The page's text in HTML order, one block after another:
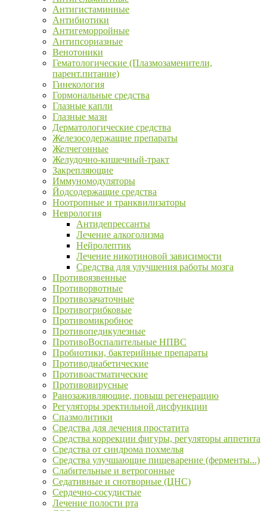
Антигистаминные
Антибиотики
Антигеморройные
Антипсориазные
Венотоники
Гематологические (Плазмозаменители,
парент.питание)
Гинекология
Гормональные средства
Глазные капли
Глазные мази
Дерматологические средства
Железосодержащие препараты
Желчегонные
Желудочно-кишечный-тракт
Закрепляющие
Иммуномодуляторы
Йодсодержащие средства
Ноотропные и транквилизаторы
Неврология
Антидепрессанты
Лечение алкоголизма
Нейролептик
Лечение никотиновой зависимости
Средства для улучшения работы мозга
Противоязвенные
Противорвотные
Противозачаточные
Противогрибковые
Противомикробное
Противопедикулезные
ПротивоВоспалительные НПВС
Пробиотики, бактерийные препараты
Противодиабетические
Противоастматические
Противовирусные
Ранозаживляющие, повыш регенерацию
Регуляторы эректильной дисфункции
Спазмолитики
Средства для лечения простатита
Средства коррекции фигуры, регуляторы аппетита
Средства от синдрома похмелья
Средства улучшающие пищеварение (ферменты...)
Слабительные и ветрогонные
Седативные и снотворные (ЦНС)
Сердечно-сосудистые
Лечение полости рта